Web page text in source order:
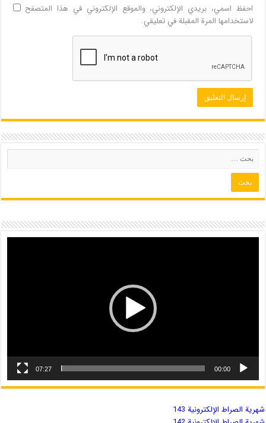
احفظ اسمي، بريدي الإلكتروني، والموقع الإلكتروني في هذا المتصفح
لاستخدامها المرة المقبلة في تعليقي.
00:00
07:27
شهریة الصراط الإلكترونية 143